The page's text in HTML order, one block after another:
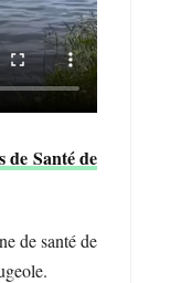
de Santé de
de santé de